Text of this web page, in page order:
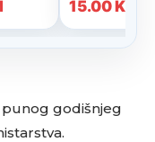
godišnjeg